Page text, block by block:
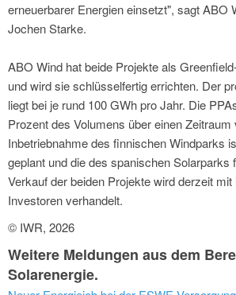
erneuerbarer Energien einsetzt", sagt ABO
Jochen Starke.
ABO Wind hat beide Projekte als
und wird sie schlüsselfertig errichten. Der
liegt bei je rund 100 GWh pro Jahr. Die
Prozent des Volumens über einen
Inbetriebnahme des finnischen Windparks
geplant und die des spanischen Solarparks
Verkauf der beiden Projekte wird derzeit
Investoren verhandelt.
© IWR, 2026
Weitere Meldungen aus dem
Solarenergie.